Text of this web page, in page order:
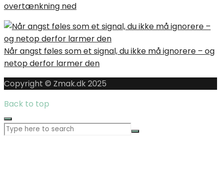
overtænkning ned
Når angst føles som et signal, du ikke må ignorere – og
netop derfor larmer den
Copyright © Zmak.dk 2025
Back to top